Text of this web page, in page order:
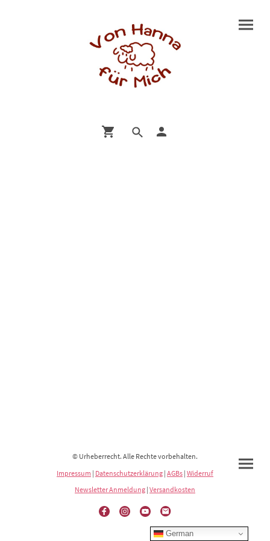
© Urheberrecht. Alle Rechte vorbehalten.
Impressum | Datenschutzerklärung | AGBs | Widerruf
Newsletter Anmeldung | Versandkosten
German